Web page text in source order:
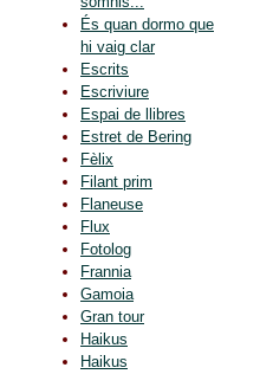
És quan dormo que
hi vaig clar
Escrits
Escriviure
Espai de llibres
Estret de Bering
Fèlix
Filant prim
Flaneuse
Flux
Fotolog
Frannia
Gamoia
Gran tour
Haikus
Haikus